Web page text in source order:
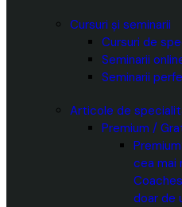
Cursuri și seminarii
Cursuri de
Seminarii
Seminarii
Articole de
Premium /
Premium
cea mai
doar de